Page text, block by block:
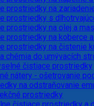
prostriedky na
prostriedky s
prostriedky na olej a
prostriedky na koberce
prostriedky na čistenie
chémia do umývacích
čistiace prostriedky
nátery - ošetrovanie
na odstraňovanie
prostriedky